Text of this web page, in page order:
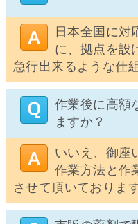
日本全国に対
に、拠点を設
急行出来るような仕
作業後に高額
ますか？
いいえ、御座
作業方法と作
させて頂いておりま